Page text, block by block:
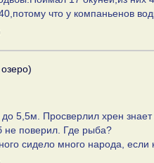
что у компаньенов
5,5м. Просверлил хрен
не поверил. Где рыба?
сидело много народа, если